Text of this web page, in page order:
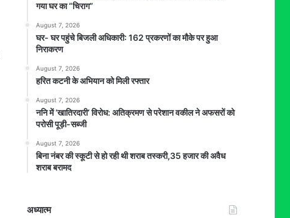
गया घर का “चिराग”
August 7, 2026
घर- घर पहुंचे बिजली अधिकारी: 162 प्रकरणों का मौके पर हुआ
निराकरण
August 7, 2026
हरित कटनी के अभियान को मिली रफ्तार
August 7, 2026
ननि में ‘खातिरदारी’ विरोध: अतिक्रमण से परेशान वकील ने अफसरों को
परोसी पूड़ी-सब्जी
August 7, 2026
बिना नंबर की स्कूटी से हो रही थी शराब तस्करी,35 हजार की अवैध
शराब बरामद
अध्यात्म